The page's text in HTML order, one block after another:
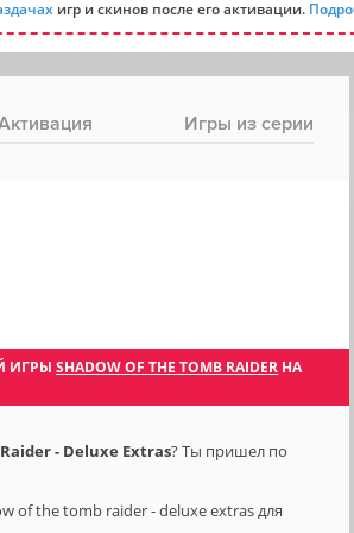
игр и скинов после его активации.
Игры из серии
ИГРЫ SHADOW OF THE TOMB RAIDER НА
- Deluxe Extras? Ты пришел по
of the tomb raider - deluxe extras для